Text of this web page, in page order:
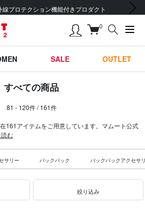
5,500円 (税込) 以上 送料無料】
次の画像
0
SALE OUTLET
すべての商品
81 - 120件 / 161件
161アイテムをご用意しています。マムート公式
む
サリー バックパック バックパックアクセサ
絞り込み